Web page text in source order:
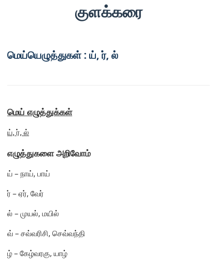
குளக்கரை
மெய்யெழுத்துகள் : ய், ர், ல்
மெய் எழுத்துக்கள்
ய், ர், ல்
எழுத்துகளை அறிவோம்
ய் – நாய், பாய்
ர்– ஏர், வேர்
ல் – முயல், மயில்
வ் – சவ்வரிசி, செவ்வந்தி
ழ்– கேழ்வரகு, யாழ்